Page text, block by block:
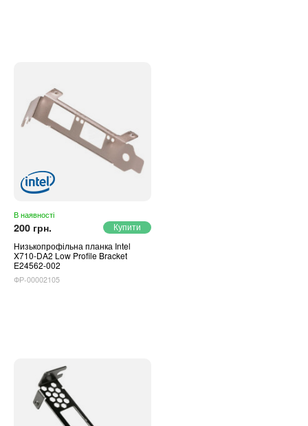
В наявності
200 грн.
Низькопрофільна планка Intel
X710-DA2 Low Profile Bracket
E24562-002
ФР-00002105